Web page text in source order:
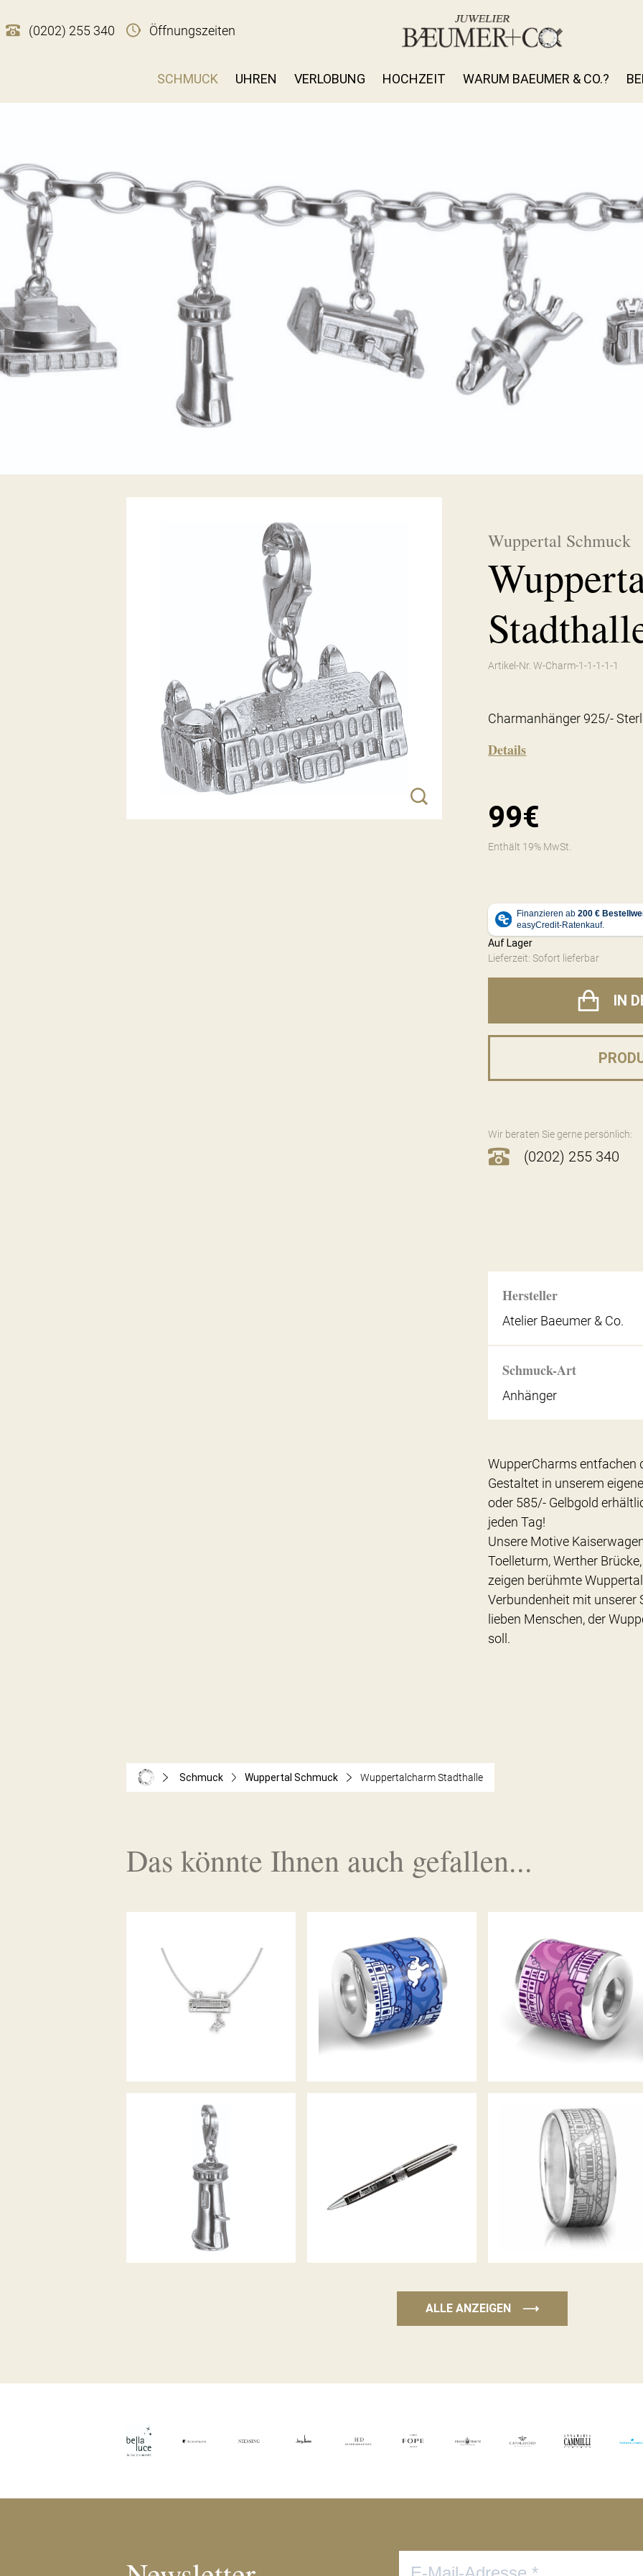
(0202) 255 340 Öffnungszeiten
SCHMUCK UHREN VERLOBUNG HOCHZEIT WARUM BAEUMER & CO.?
Wuppertal Schmuck
Artikel-Nr. W-Charm-1-1-1-1-1
Charmanhänger 925/-
Details
99€
Enthält 19% MwSt.
Auf Lager
Lieferzeit: Sofort lieferbar
IN
Wir beraten Sie gerne persönlich:
(0202) 255 340
Hersteller
Atelier Baeumer & Co.
Schmuck-Art
Anhänger
WupperCharms entfachen
Gestaltet in unserem
oder 585/- Gelbgold
jeden Tag!
Unsere Motive
Toelleturm, Werther
zeigen berühmte
Verbundenheit mit unserer
lieben Menschen, der
soll.
Schmuck Wuppertal Schmuck Wuppertalcharm Stadthalle
Das könnte Ihnen auch gefallen...
COLLIER TUFFISPRUNG
WUPPERTAL ANHÄNGER
MARINE
WUPPERTAL ANHÄNGER LILA
WUPPERTALCHARM
TOELLETURM
CITY-PEN WUPPERTAL WUPPERTAL RING WEISS
ALLE ANZEIGEN ⟶